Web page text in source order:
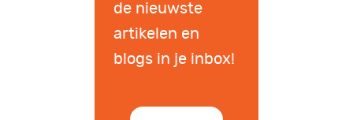
de nieuwste
artikelen en
blogs in je inbox!